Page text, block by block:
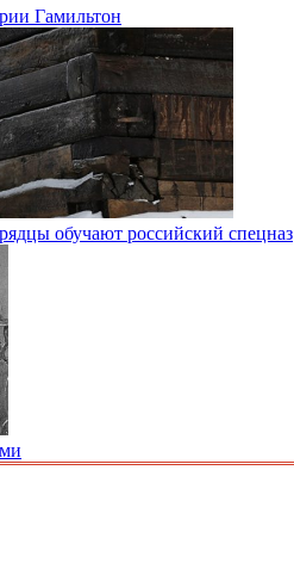
Гамильтон
обучают российский спецназ